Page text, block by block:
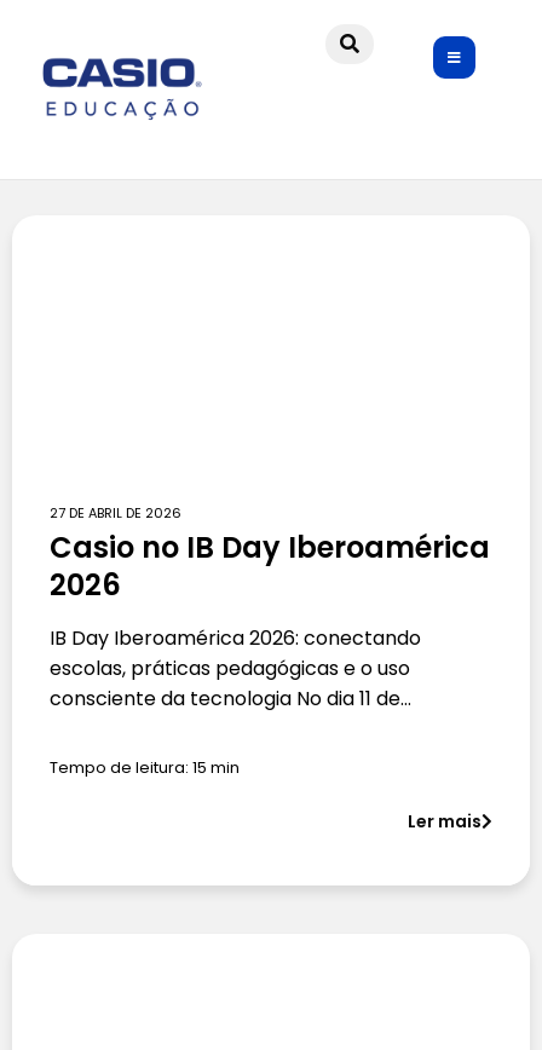
27 DE ABRIL DE 2026
Casio no IB Day Iberoamérica
2026
IB Day Iberoamérica 2026: conectando
escolas, práticas pedagógicas e o uso
consciente da tecnologia No dia 11 de…
Tempo de leitura: 15 min
Ler mais